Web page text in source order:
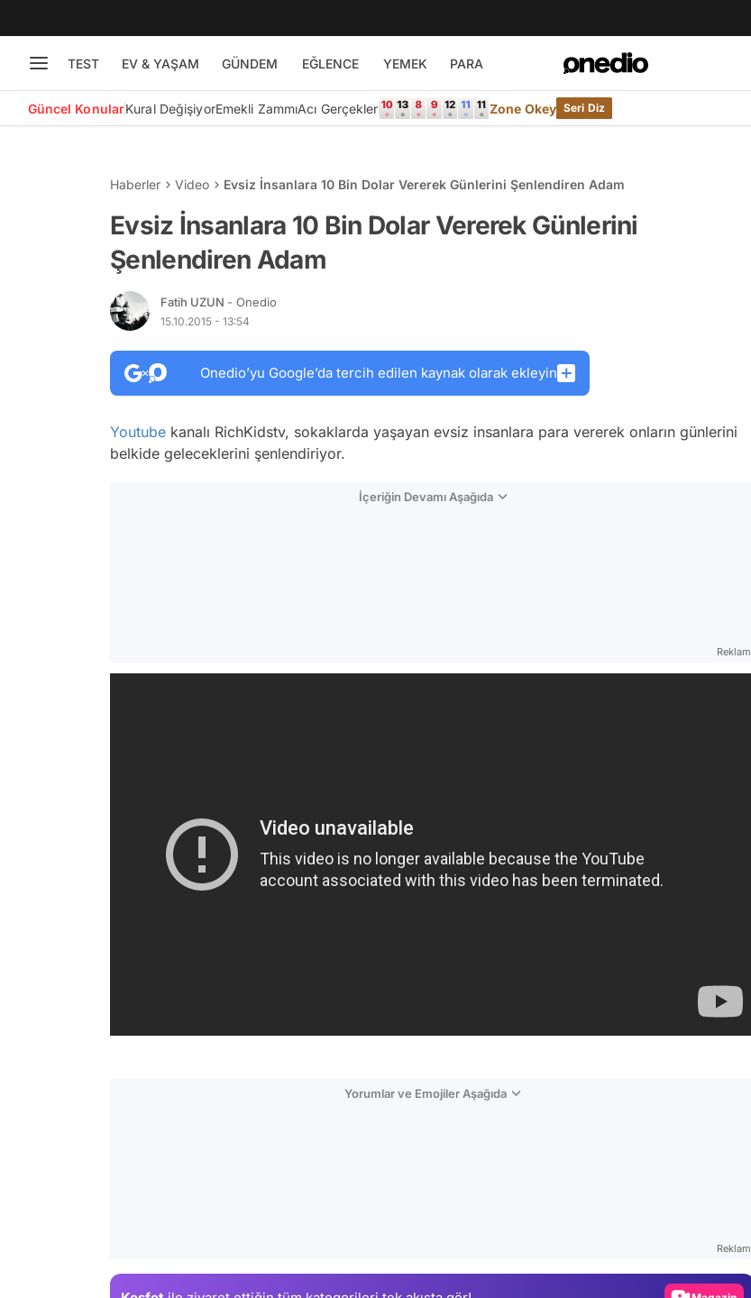
TEST EV & YAŞAM GÜNDEM EĞLENCE YEMEK PARA
Güncel KonularKural DeğişiyorEmekli ZammıAcı Gerçekler Zone Okey Seri Diz
Haberler Video Evsiz İnsanlara 10 Bin Dolar Vererek Günlerini Şenlendiren Adam
Evsiz İnsanlara 10 Bin Dolar Vererek Günlerini
Şenlendiren Adam
Fatih UZUN - Onedio
15.10.2015 - 13:54
Onedio’yu Google’da tercih edilen kaynak olarak ekleyin
Youtube kanalı RichKidstv, sokaklarda yaşayan evsiz insanlara para vererek onların günlerini
belkide geleceklerini şenlendiriyor.
İçeriğin Devamı Aşağıda
Reklam
Yorumlar ve Emojiler Aşağıda
Reklam